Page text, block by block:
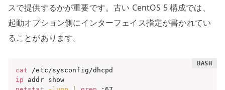
スで提供するかが重要です。古い CentOS 5 構成では、
起動オプション側にインターフェイス指定が書かれてい
ることがあります。
cat
ip